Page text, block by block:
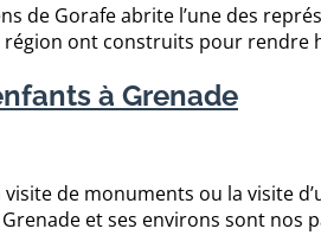
de Gorafe abrite l’une des
ont construits pour rendre
à Grenade
de monuments ou la visite
et ses environs sont nos